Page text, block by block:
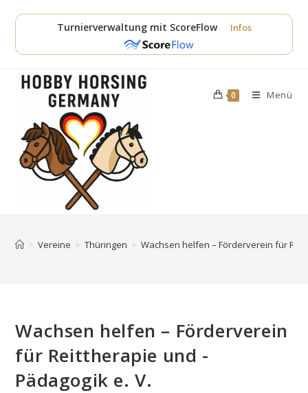
Inhalt
Turnierverwaltung mit ScoreFlow Infos
0 Menü
> Vereine > Thüringen > Wachsen helfen – Förderverein für
Wachsen helfen – Förderverein
für Reittherapie und -
Pädagogik e. V.